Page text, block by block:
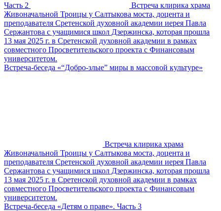
Часть 2
Встреча клирика храма
Живоначальной Троицы у Салтыкова моста, доцента и
преподавателя Сретенской духовной академии иерея Павла
Сержантова с учащимися школ Дзержинска, которая прошла
13 мая 2025 г. в Сретенской духовной академии в рамках
совместного Просветительского проекта с Финансовым
университетом.
Встреча-беседа «“Добро-злые” миры в массовой культуре»
Встреча клирика храма
Живоначальной Троицы у Салтыкова моста, доцента и
преподавателя Сретенской духовной академии иерея Павла
Сержантова с учащимися школ Дзержинска, которая прошла
13 мая 2025 г. в Сретенской духовной академии в рамках
совместного Просветительского проекта с Финансовым
университетом.
Встреча-беседа «Детям о праве». Часть 3